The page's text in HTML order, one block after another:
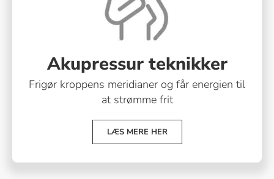
Akupressur teknikker
Frigør kroppens meridianer og får energien til
at strømme frit
LÆS MERE HER